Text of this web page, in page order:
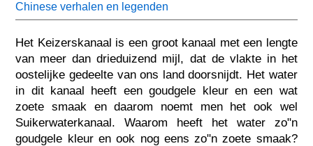
Chinese verhalen en legenden
Het Keizerskanaal is een groot kanaal met een lengte
van meer dan drieduizend mijl, dat de vlakte in het
oostelijke gedeelte van ons land doorsnijdt. Het water
in dit kanaal heeft een goudgele kleur en een wat
zoete smaak en daarom noemt men het ook wel
Suikerwaterkanaal. Waarom heeft het water zo"n
goudgele kleur en ook nog eens zo"n zoete smaak?